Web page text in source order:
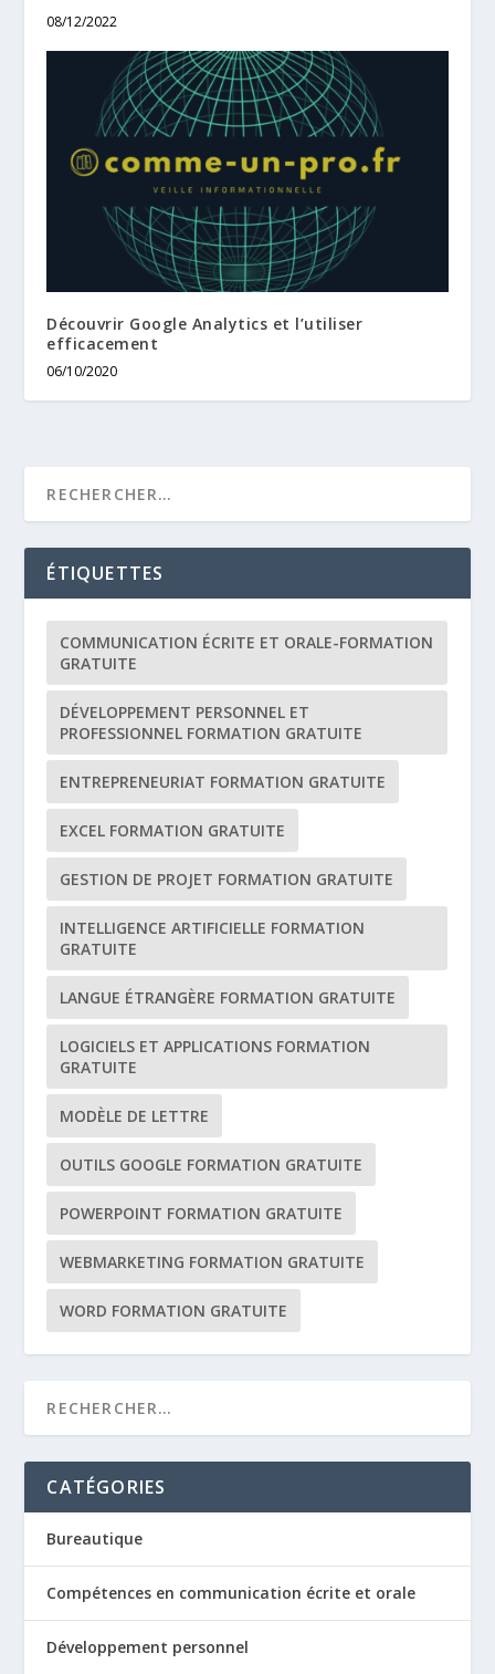
08/12/2022
Découvrir Google Analytics et l’utiliser
efficacement
06/10/2020
ÉTIQUETTES
COMMUNICATION ÉCRITE ET ORALE-FORMATION
GRATUITE
DÉVELOPPEMENT PERSONNEL ET
PROFESSIONNEL FORMATION GRATUITE
ENTREPRENEURIAT FORMATION GRATUITE
EXCEL FORMATION GRATUITE
GESTION DE PROJET FORMATION GRATUITE
INTELLIGENCE ARTIFICIELLE FORMATION
GRATUITE
LANGUE ÉTRANGÈRE FORMATION GRATUITE
LOGICIELS ET APPLICATIONS FORMATION
GRATUITE
MODÈLE DE LETTRE
OUTILS GOOGLE FORMATION GRATUITE
POWERPOINT FORMATION GRATUITE
WEBMARKETING FORMATION GRATUITE
WORD FORMATION GRATUITE
CATÉGORIES
Bureautique
Compétences en communication écrite et orale
Développement personnel